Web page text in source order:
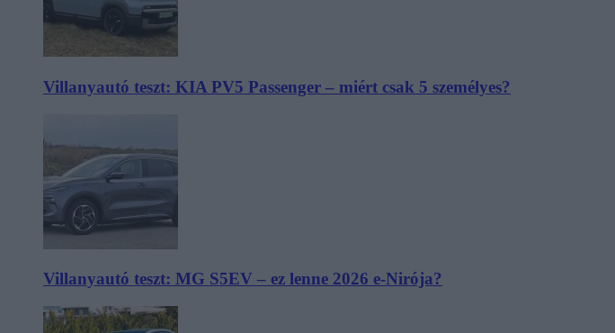
Villanyautó teszt: KIA PV5 Passenger – miért csak 5 személyes?
Villanyautó teszt: MG S5EV – ez lenne 2026 e-Nirója?